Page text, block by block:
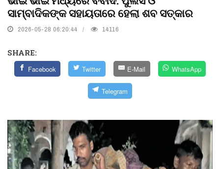
ସାମ୍ବାଦିକଙ୍କ ସହାୟତାରେ ହେଲା ଶବ ସତ୍କାର
2026-05-28 06:20:44 14116
SHARE:
Facebook Twitter E-Mail WhatsApp
Telegram